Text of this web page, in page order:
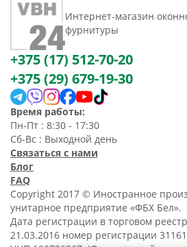
Интернет-магазин
фурнитуры
+375 (17) 512-70-20
+375 (29) 679-19-30
Время работы:
Пн-Пт : 8:30 - 17:30
Сб-Вс : Выходной день
Связаться с нами
Блог
FAQ
Copyright 2017 © Иностранное
унитарное предприятие «ФБХ Бел».
Дата регистрации в торговом
21.03.2016 номер регистрации